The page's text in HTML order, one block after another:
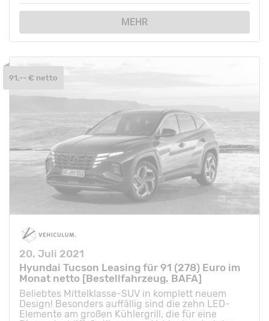
MEHR
20. Juli 2021
Hyundai Tucson Leasing für 91 (278) Euro im
Monat netto [Bestellfahrzeug, BAFA]
Beliebtes Mittelklasse-SUV in komplett neuem
Design! Besonders auffällig sind die zehn LED-
Elemente am großen Kühlergrill, die für eine
91,-- € netto